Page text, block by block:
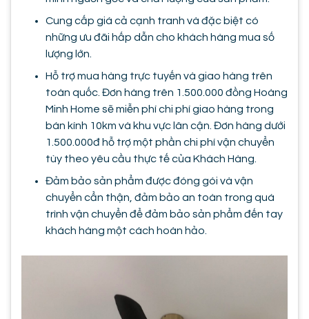
Cung cấp giá cả cạnh tranh và đặc biệt có
những ưu đãi hấp dẫn cho khách hàng mua số
lượng lớn.
Hỗ trợ mua hàng trực tuyến và giao hàng trên
toàn quốc. Đơn hàng trên 1.500.000 đồng Hoàng
Minh Home sẽ miễn phí chi phí giao hàng trong
bán kính 10km và khu vực lân cận. Đơn hàng dưới
1.500.000đ hỗ trợ một phần chi phí vận chuyển
tùy theo yêu cầu thực tế của Khách Hàng.
Đảm bảo sản phẩm được đóng gói và vận
chuyển cẩn thận, đảm bảo an toàn trong quá
trình vận chuyển để đảm bảo sản phẩm đến tay
khách hàng một cách hoàn hảo.